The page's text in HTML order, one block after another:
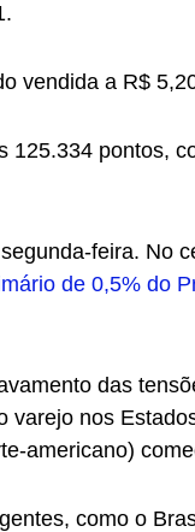
vendida a R$
pontos,
feira. No
de 0,5% do
das
nos
americano)
como o